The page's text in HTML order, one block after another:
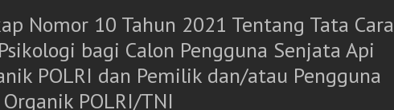
Nomor 10 Tahun 2021 Tentang Tata Cara
bagi Calon Pengguna Senjata Api
POLRI dan Pemilik dan/atau Pengguna
POLRI/TNI